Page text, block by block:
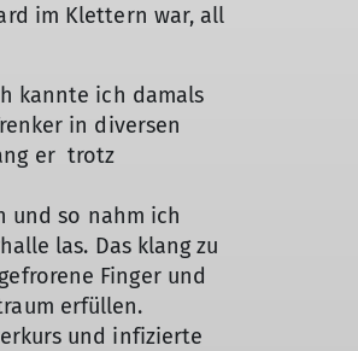
im Klettern war, all
kannte ich damals
in diversen
er trotz
und so nahm ich
las. Das klang zu
Finger und
erfüllen.
und infizierte